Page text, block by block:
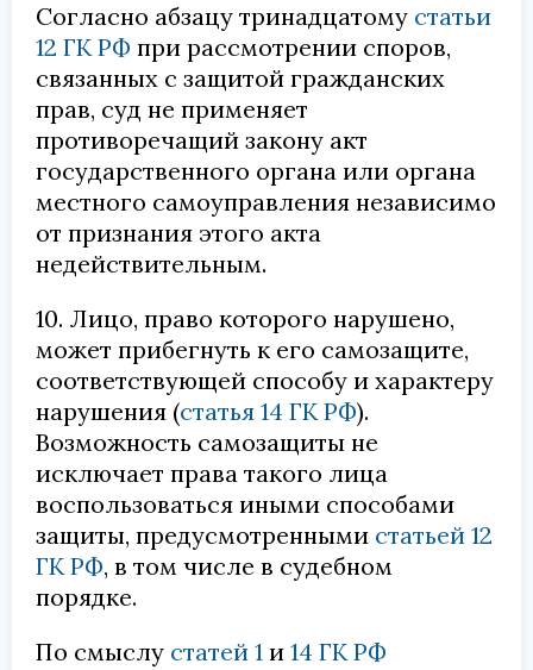
Согласно абзацу тринадцатому статьи
12 ГК РФ при рассмотрении споров,
связанных с защитой гражданских
прав, суд не применяет
противоречащий закону акт
государственного органа или органа
местного самоуправления независимо
от признания этого акта
недействительным.
10. Лицо, право которого нарушено,
может прибегнуть к его самозащите,
соответствующей способу и характеру
нарушения (статья 14 ГК РФ).
Возможность самозащиты не
исключает права такого лица
воспользоваться иными способами
защиты, предусмотренными статьей 12
ГК РФ, в том числе в судебном
порядке.
По смыслу статей 1 и 14 ГК РФ